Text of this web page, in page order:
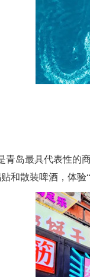
青岛最具代表性的
和散装啤酒，体